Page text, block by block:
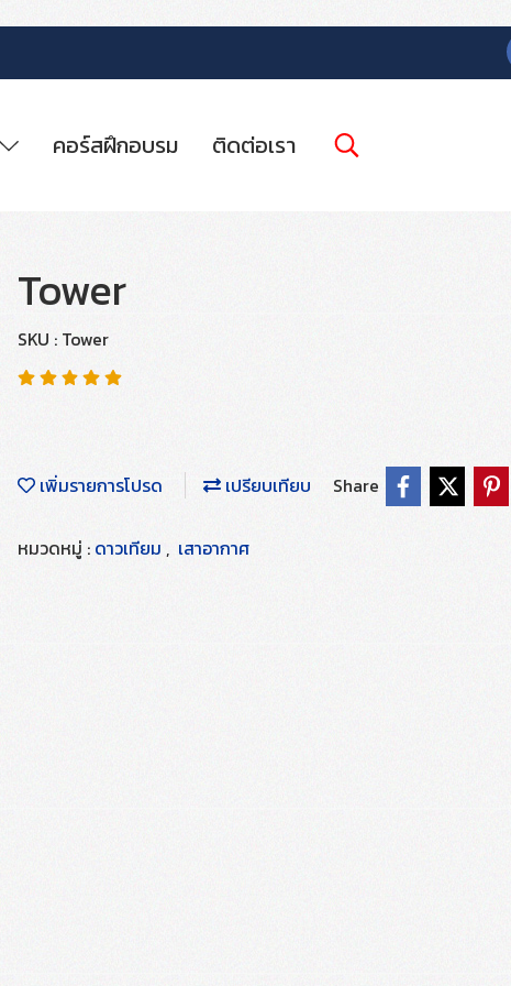
คอร์สฝึกอบรม ติดต่อเรา
Tower
SKU : Tower
เพิ่มรายการโปรด เปรียบเทียบ Share
หมวดหมู่ : ดาวเทียม , เสาอากาศ